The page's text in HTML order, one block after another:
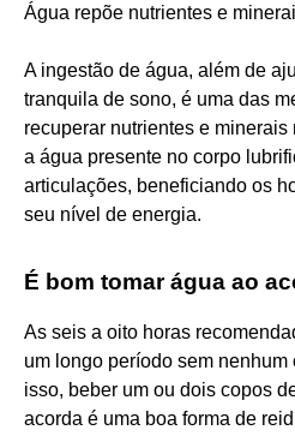
Água repõe nutrientes e
A ingestão de água, além de
tranquila de sono, é uma das
recuperar nutrientes e
a água presente no corpo
articulações, beneficiando os
seu nível de energia.
É bom tomar água ao
As seis a oito horas
um longo período sem
isso, beber um ou dois copos
acorda é uma boa forma de